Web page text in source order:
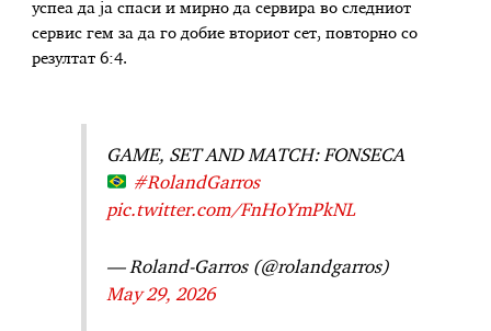
успеа да ја спаси и мирно да сервира во следниот
сервис гем за да го добие вториот сет, повторно со
резултат 6:4.
GAME, SET AND MATCH: FONSECA
#RolandGarros
pic.twitter.com/FnHoYmPkNL
— Roland-Garros (@rolandgarros)
May 29, 2026